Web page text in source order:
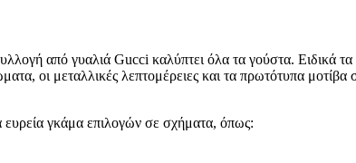
από γυαλιά Gucci καλύπτει όλα τα γούστα. Ειδικά τα
οι μεταλλικές λεπτομέρειες και τα πρωτότυπα
ευρεία γκάμα επιλογών σε σχήματα, όπως: